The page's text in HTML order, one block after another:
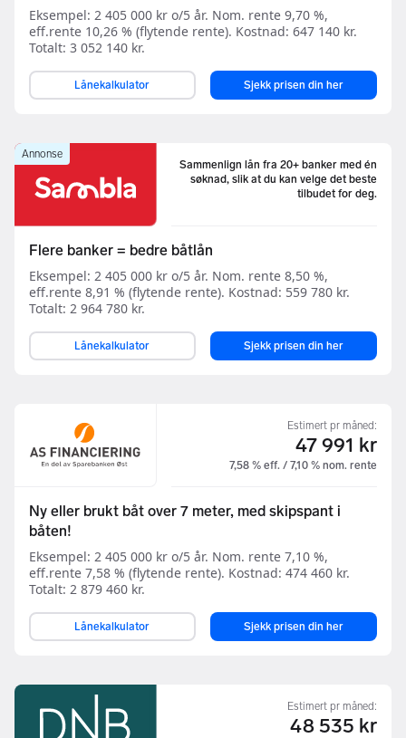
Eksempel: 2 405 000 kr o/5 år. Nom. rente 9,70 %,
eff.rente 10,26 % (flytende rente). Kostnad: 647 140 kr.
Totalt: 3 052 140 kr.
Lånekalkulator Sjekk prisen din her
Annonse
Sammenlign lån fra 20+ banker med én
søknad, slik at du kan velge det beste
tilbudet for deg.
Flere banker = bedre båtlån
Eksempel: 2 405 000 kr o/5 år. Nom. rente 8,50 %,
eff.rente 8,91 % (flytende rente). Kostnad: 559 780 kr.
Totalt: 2 964 780 kr.
Lånekalkulator Sjekk prisen din her
Estimert pr måned:
47 991 kr
7,58 % eff. / 7,10 % nom. rente
Ny eller brukt båt over 7 meter, med skipspant i
båten!
Eksempel: 2 405 000 kr o/5 år. Nom. rente 7,10 %,
eff.rente 7,58 % (flytende rente). Kostnad: 474 460 kr.
Totalt: 2 879 460 kr.
Lånekalkulator Sjekk prisen din her
Estimert pr måned:
48 535 kr